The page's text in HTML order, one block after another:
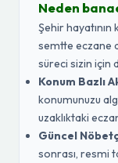
Neden
Şehir
semtte eczane
süreci sizin için
Konum Bazlı
konumunuzu
uzaklıktaki
Güncel
sonrası, resmi